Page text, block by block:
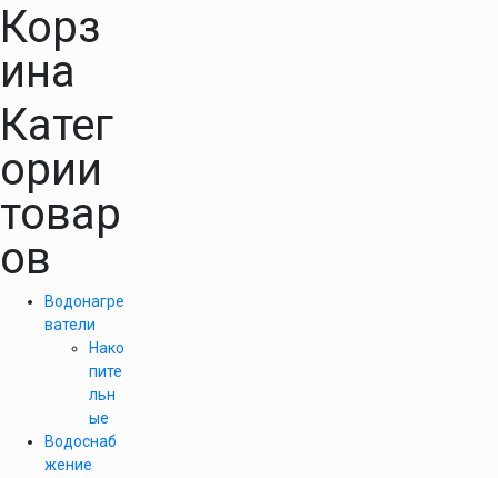
Корз
ина
Катег
ории
товар
ов
Водонагре
ватели
Нако
пите
льн
ые
Водоснаб
жение